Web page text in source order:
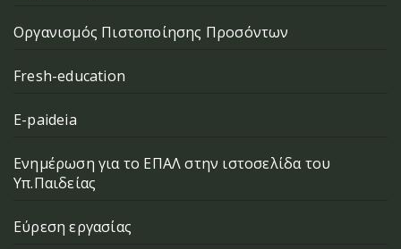
Οργανισμός Πιστοποίησης Προσόντων
Fresh-education
E-paideia
Ενημέρωση για το ΕΠΑΛ στην ιστοσελίδα του
Υπ.Παιδείας
Εύρεση εργασίας